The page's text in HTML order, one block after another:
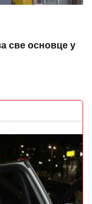
све основце у